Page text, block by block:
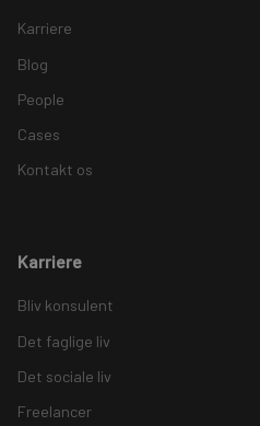
Karriere
Blog
People
Cases
Kontakt os
Karriere
Bliv konsulent
Det faglige liv
Det sociale liv
Freelancer